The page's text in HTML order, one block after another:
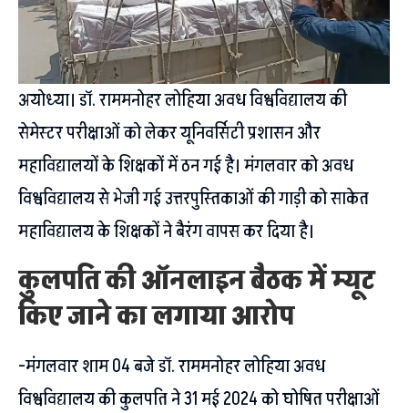
अयोध्या। डॉ. राममनोहर लोहिया अवध विश्वविद्यालय की
सेमेस्टर परीक्षाओं को लेकर यूनिवर्सिटी प्रशासन और
महाविद्यालयों के शिक्षकों में ठन गई है। मंगलवार को अवध
विश्वविद्यालय से भेजी गई उत्तरपुस्तिकाओं की गाड़ी को साकेत
महाविद्यालय के शिक्षकों ने बैरंग वापस कर दिया है।
कुलपति की ऑनलाइन बैठक में म्यूट
किए जाने का लगाया आरोप
-मंगलवार शाम 04 बजे डॉ. राममनोहर लोहिया अवध
विश्वविद्यालय की कुलपति ने 31 मई 2024 को घोषित परीक्षाओं